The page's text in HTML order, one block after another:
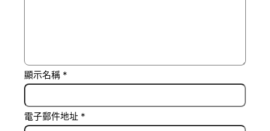
顯示名稱 *
電子郵件地址 *